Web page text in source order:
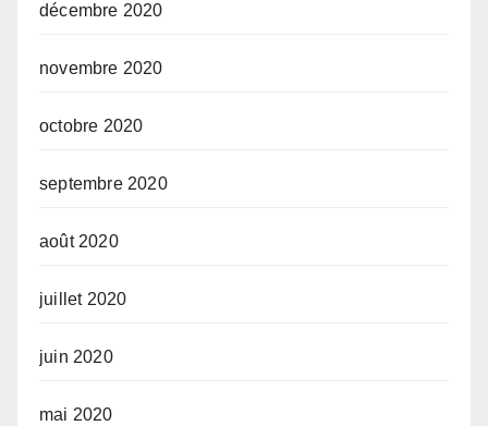
décembre 2020
novembre 2020
octobre 2020
septembre 2020
août 2020
juillet 2020
juin 2020
mai 2020